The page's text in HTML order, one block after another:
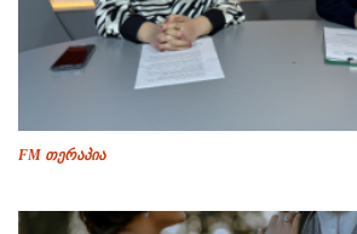
FM თერაპია